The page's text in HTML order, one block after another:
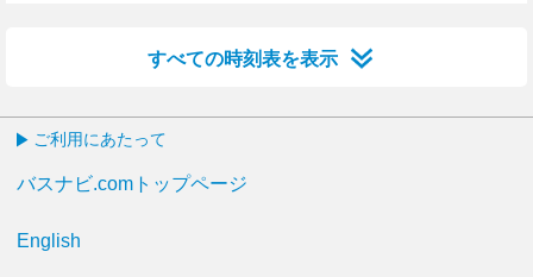
すべての時刻表を表示
ご利用にあたって
バスナビ.comトップページ
English